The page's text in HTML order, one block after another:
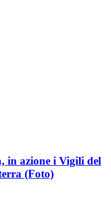
in azione i Vigili del
(Foto)